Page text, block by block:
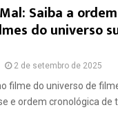
Saiba a
do universo
2 de setembro de 2025
filme do universo de
e ordem cronológica de